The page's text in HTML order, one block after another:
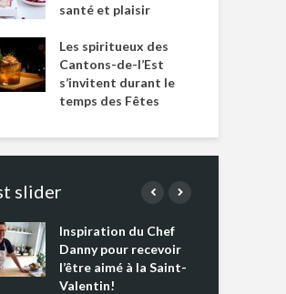
santé et plaisir
Les spiritueux des
Cantons-de-l’Est
s’invitent durant le
temps des Fêtes
slider
Inspiration du Chef
Danny pour recevoir
l’être aimé à la Saint-
Valentin!